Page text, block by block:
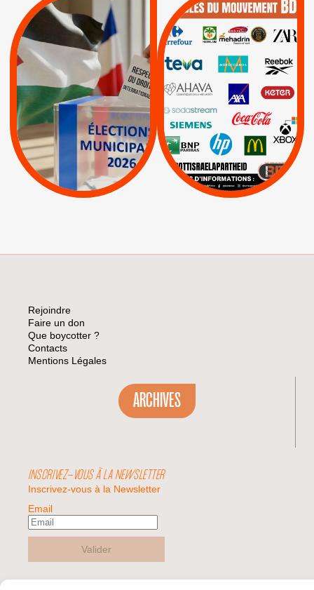
MUNICIPALES 2026 :
JE VOTE POUR LE
RESPECT DU DROIT
INTERNATIONAL EN
PALESTINE
APPELS | Actus |
Espaces Sans
Apartheid
| Lettres d'interpellation
Pétitions
QUE BOYCOTTER ?
BOYCOTT /
AXA BNP | CAF |
Carrefour | HP |
Keter |
Livres et brochures |
Mehadrin | PUMA
Sodastream |
Visuels, tracts,
affiches,...
Rejoindre
Faire un don
Que boycotter ?
Contacts
Mentions Légales
ARCHIVES
INSCRIVEZ-VOUS À LA NEWSLETTER
Inscrivez-vous à la Newsletter
Email
Valider